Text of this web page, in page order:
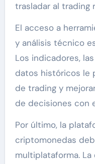
trasladar al trading
El acceso a
y análisis técnico
Los indicadores,
datos históricos le
de trading y
de decisiones con
Por último, la
criptomonedas
multiplataforma.